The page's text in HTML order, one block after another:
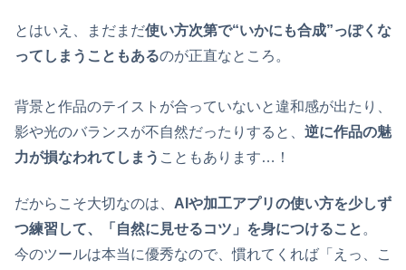
とはいえ、まだまだ使い方次第で“いかにも合成”っぽくな
ってしまうこともあるのが正直なところ。
背景と作品のテイストが合っていないと違和感が出たり、
影や光のバランスが不自然だったりすると、 逆に作品の魅
力が損なわれてしまう こともあります…！
だからこそ大切なのは、 AIや加工アプリの使い方を少しず
つ練習して、「自然に見せるコツ」を身につけること 。
今のツールは本当に優秀なので、慣れてくれば「えっ、こ